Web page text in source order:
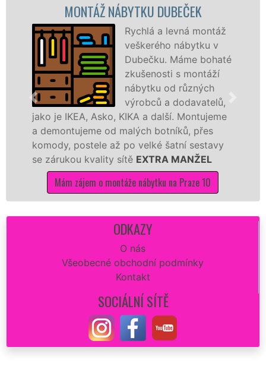
NÁBYTKU DUBEČEK
Rychlá a levná montáž
veškerého nábytku v
Dubečku. Máme bohaté
zkušenosti s montáží
nábytku od různých
výrobců a dodavatelů,
Asko, KIKA a další. Montujeme
od malých botníků, přes
až po velké šatní sestavy
kvality sítěEXTRA MANŽEL
o montáže nábytku na Praze 10
výrobců. Ať
kvalitnější
manželé sítě
kuchyň
ODKAZY
O nás
Všeobecné obchodní podmínky
Kontakt
SOCIÁLNÍ SÍTĚ